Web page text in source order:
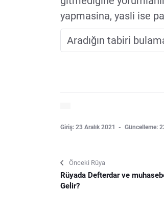
yapmasina, yasli ise
Giriş: 23 Aralık 2021 Güncelleme:
Önceki Rüya
Rüyada Defterdar ve
Gelir?